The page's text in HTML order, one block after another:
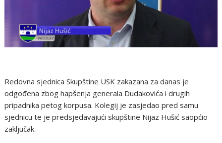
Redovna sjednica Skupštine USK zakazana za danas je
odgođena zbog hapšenja generala Dudakovića i drugih
pripadnika petog korpusa. Kolegij je zasjedao pred samu
sjednicu te je predsjedavajući skupštine Nijaz Hušić saopćio
zaključak.